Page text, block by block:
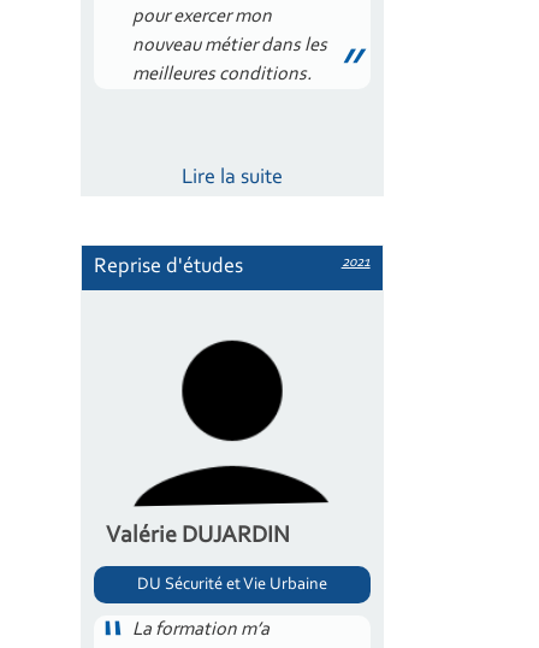
pour exercer mon
nouveau métier dans les
meilleures conditions.
Lire la suite
Reprise d'études 2021
Valérie DUJARDIN
DU Sécurité et Vie Urbaine
La formation m’a